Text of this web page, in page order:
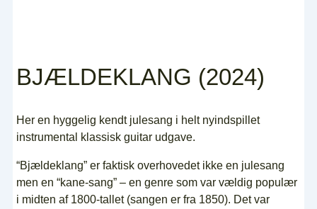
BJÆLDEKLANG (2024)
Her en hyggelig kendt julesang i helt nyindspillet
instrumental klassisk guitar udgave.
“Bjældeklang” er faktisk overhovedet ikke en julesang
men en “kane-sang” – en genre som var vældig populær
i midten af 1800-tallet (sangen er fra 1850). Det var